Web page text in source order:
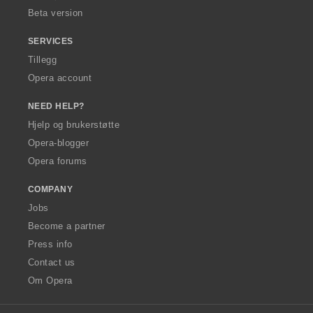
Beta version
SERVICES
Tillegg
Opera account
NEED HELP?
Hjelp og brukerstøtte
Opera-blogger
Opera forums
COMPANY
Jobs
Become a partner
Press info
Contact us
Om Opera